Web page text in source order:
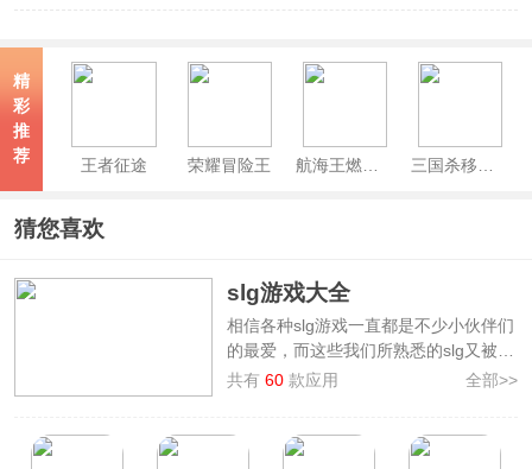
精
彩
推
荐
王者征途 荣耀冒险王
猜您喜欢
slg游戏大全
相信各种slg游戏一直都是不少小伙伴们
的最爱，而这些我们所熟悉的slg又被译
为策略游戏，它主要是指玩家运用策略
些好玩的slg手游呢？为此小编特地带来
共有60 款应用 全部>>